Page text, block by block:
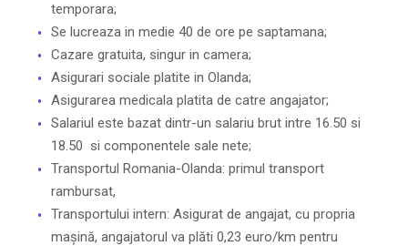
temporara;
Se lucreaza in medie 40 de ore pe saptamana;
Cazare gratuita, singur in camera;
Asigurari sociale platite in Olanda;
Asigurarea medicala platita de catre angajator;
Salariul este bazat dintr-un salariu brut intre 16.50 si
18.50 si componentele sale nete;
Transportul Romania-Olanda: primul transport
rambursat,
Transportului intern: Asigurat de angajat, cu propria
mașină, angajatorul va plăti 0,23 euro/km pentru